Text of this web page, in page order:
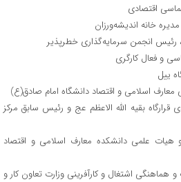
اقتصادی
خانه اندیشه‌ورزان
انجمن سرمایه‌گذاری خطرپذیر
و فعال کارگری
ییل
اسلامی و اقتصاد دانشگاه امام صادق(ع)
بقیه الله الاعظم عج و رئیس سابق مرکز
علمی دانشکده معارف اسلامی و اقتصاد
هماهنگی اشتغال و کارآفرینی وزارت تعاون کار و